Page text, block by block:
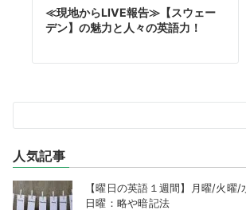
≪現地からLIVE報告≫【スウェー
デン】の魅力と人々の英語力！
人気記事
【曜日の英語１週間】月曜/火
日曜：略や暗記法